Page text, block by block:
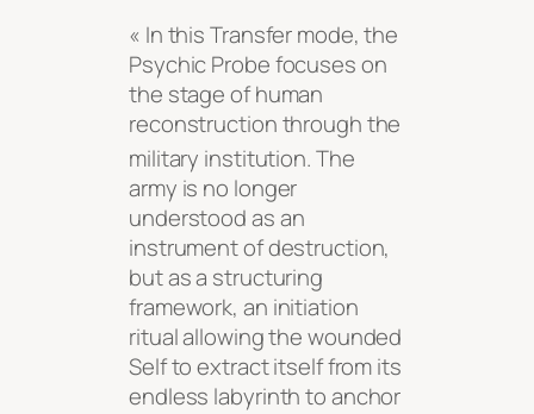
« In this Transfer mode, the
Psychic Probe focuses on
the stage of human
reconstruction through the
military institution. The
army is no longer
understood as an
instrument of destruction,
but as a structuring
framework, an initiation
ritual allowing the wounded
Self to extract itself from its
endless labyrinth to anchor